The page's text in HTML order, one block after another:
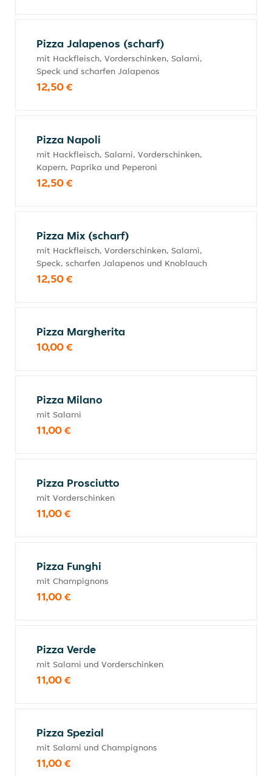
Pizza Jalapenos (scharf)
mit Hackfleisch, Vorderschinken, Salami,
Speck und scharfen Jalapenos
12,50 €
Pizza Napoli
mit Hackfleisch, Salami, Vorderschinken,
Kapern, Paprika und Peperoni
12,50 €
Pizza Mix (scharf)
mit Hackfleisch, Vorderschinken, Salami,
Speck, scharfen Jalapenos und Knoblauch
12,50 €
Pizza Margherita
10,00 €
Pizza Milano
mit Salami
11,00 €
Pizza Prosciutto
mit Vorderschinken
11,00 €
Pizza Funghi
mit Champignons
11,00 €
Pizza Verde
mit Salami und Vorderschinken
11,00 €
Pizza Spezial
mit Salami und Champignons
11,00 €